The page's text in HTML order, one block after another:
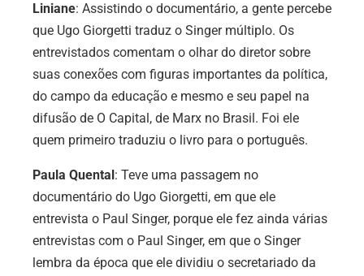
Liniane: Assistindo o documentário, a gente percebe
que Ugo Giorgetti traduz o Singer múltiplo. Os
entrevistados comentam o olhar do diretor sobre
suas conexões com figuras importantes da política,
do campo da educação e mesmo e seu papel na
difusão de O Capital, de Marx no Brasil. Foi ele
quem primeiro traduziu o livro para o português.
Paula Quental : Teve uma passagem no
documentário do Ugo Giorgetti, em que ele
entrevista o Paul Singer, porque ele fez ainda várias
entrevistas com o Paul Singer, em que o Singer
lembra da época que ele dividiu o secretariado da